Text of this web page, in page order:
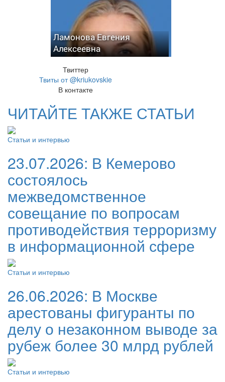
Ламонова Евгения
Алексеевна
Твиттер
Твиты от @kriukovskie
В контакте
ЧИТАЙТЕ ТАКЖЕ СТАТЬИ
Статьи и интервью
23.07.2026: В Кемерово
состоялось
межведомственное
совещание по вопросам
противодействия терроризму
в информационной сфере
Статьи и интервью
26.06.2026: В Москве
арестованы фигуранты по
делу о незаконном выводе за
рубеж более 30 млрд рублей
Статьи и интервью